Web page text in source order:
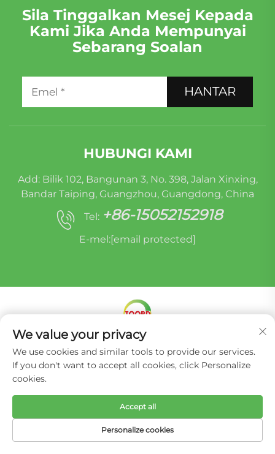
Sila Tinggalkan Mesej Kepada
Kami Jika Anda Mempunyai
Sebarang Soalan
HANTAR
HUBUNGI KAMI
Add: Bilik 102, Bangunan 3, No. 398, Jalan Xinxing,
Bandar Taiping, Guangzhou, Guangdong, China
Tel: +86-15052152918
E-mel:[email protected]
Hak Cipta © Miracle Oruide (Guangzhou) Auto
Parts Remanufacturing Co., Ltd. - Dasar Privasi
LAMAN UTAMA PRODUK E-MEL TEL
We value your privacy
We use cookies and similar tools to provide our services.
If you don't want to accept all cookies, click Personalize
cookies.
Personalize cookies
Accept all